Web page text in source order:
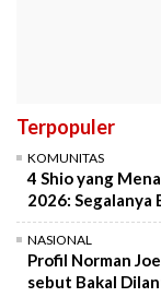
Terpopuler
KOMUNITAS
4 Shio yang
2026: Segalanya
NASIONAL
Profil Norman
sebut Bakal